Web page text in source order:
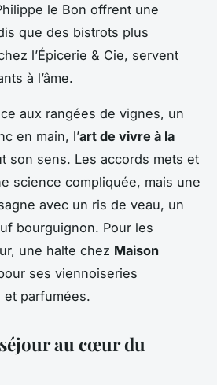
le Bon offrent une
que des bistrots plus
l’Épicerie & Cie, servent
à l’âme.
aux rangées de vignes, un
en main, l’art de vivre à la
son sens. Les accords mets et
science compliquée, mais une
avec un ris de veau, un
bourguignon. Pour les
une halte chez Maison
ses viennoiseries
et parfumées.
au cœur du